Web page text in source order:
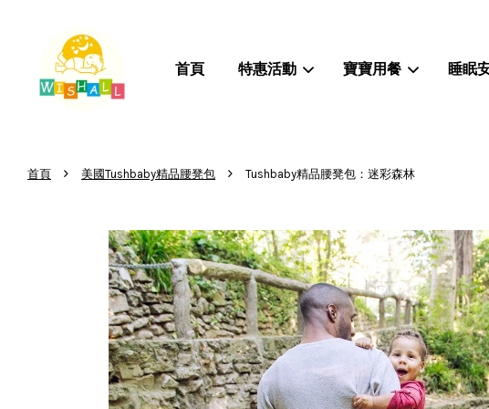
首頁 特惠活動 寶寶用餐 睡眠
首頁 › 美國Tushbaby精品腰凳包 › Tushbaby精品腰凳包：迷彩森林